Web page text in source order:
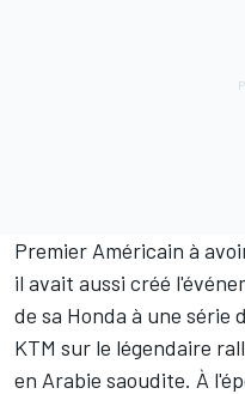
Premier Américain à
il avait aussi créé
de sa Honda à une série
KTM sur le légendaire
en Arabie saoudite. À